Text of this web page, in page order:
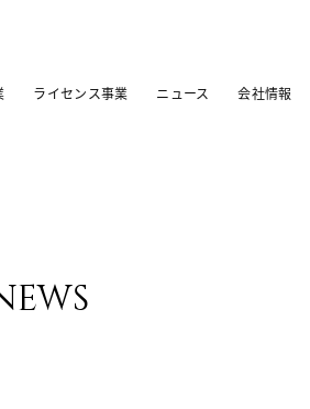
ライセンス事業 ニュース 会社情報